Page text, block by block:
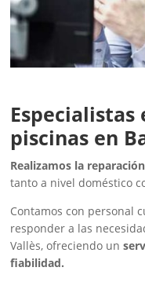
piscinas en
Realizamos la
tanto a nivel doméstico
Contamos con personal
responder a las
Vallès, ofreciendo un
fiabilidad.